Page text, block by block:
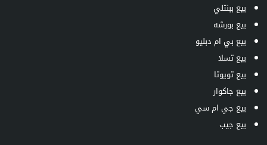
بيع ببنتلي
بيع بورشه
بيع بي ام دبليو
بيع تسلا
بيع تويوتا
بيع جاكوار
بيع جي ام سي
بيع جيب